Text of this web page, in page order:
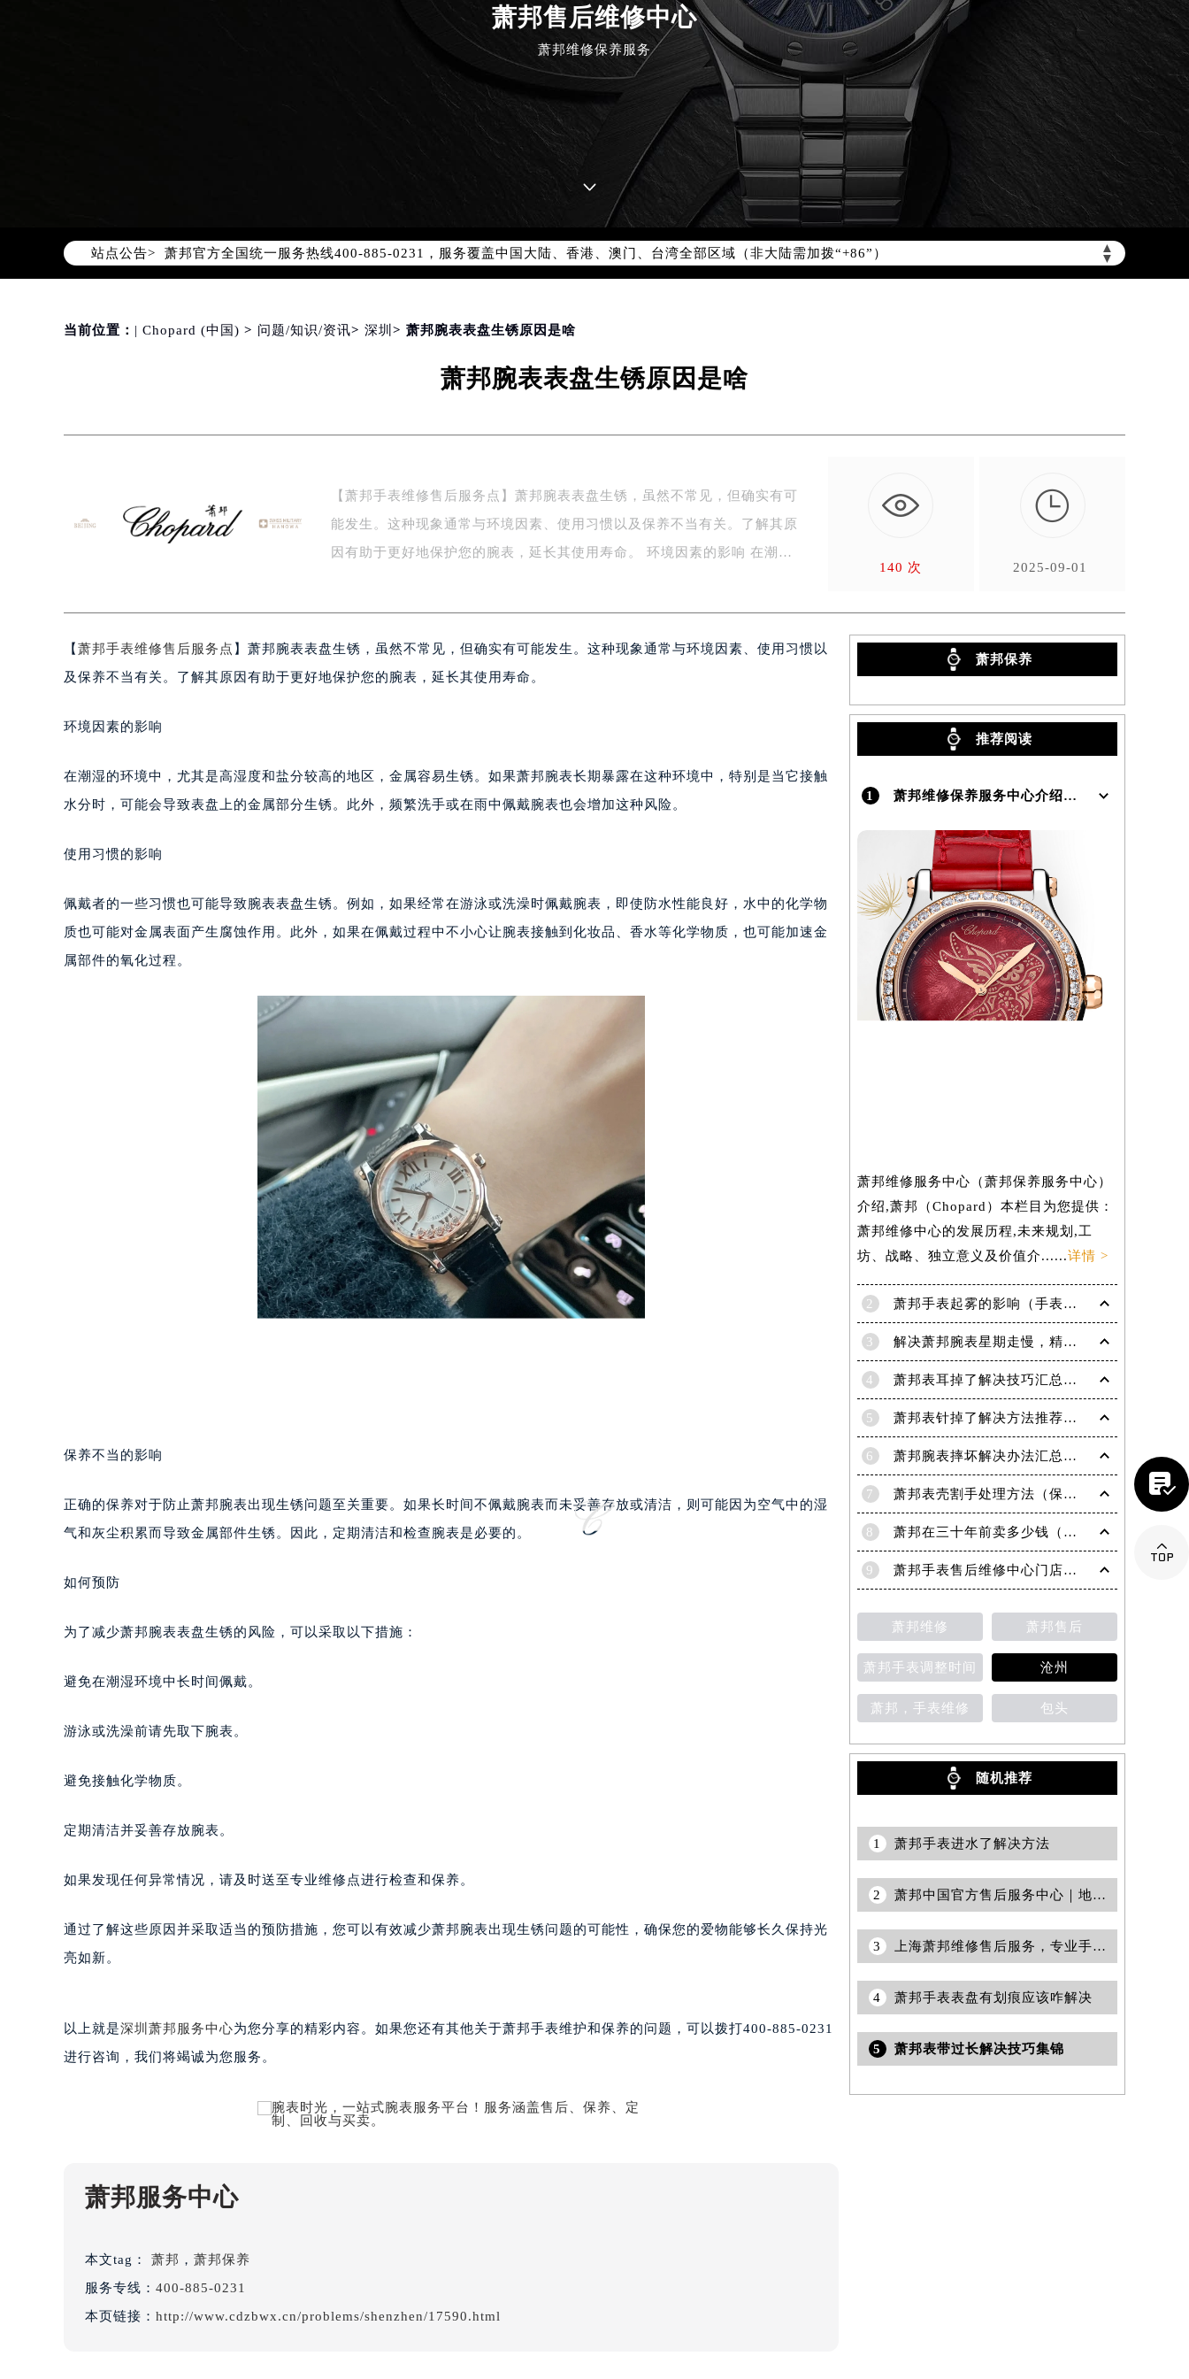
萧邦售后维修中心
萧邦维修保养服务
站点公告> ▲
▼
2026年8月萧邦全国官方售后客户服务热线：400-885-0231
萧邦官方全国统一服务热线400-885-0231，服务覆盖中国大陆、香港、澳门、台湾全部区域（非大陆需加拨“+86”）
2026年8月萧邦售后服务中心最新网点地址：
北京市东城区东长安街1号东方广场写字楼W3座6层602室（需提前预约）
上海市徐汇区虹桥路3号港汇中心写字楼2座37层3705室（需提前预约）
扬州市邗江区国展路29号星耀天地写字楼1号楼18层1803室（需提前预约）
盐城市盐都区世纪大道5号盐城金融城写字楼1号楼16层1604室（需提前预约）
泰州市海陵区永定东路399号置地商务中心东塔写字楼（华润万象城）17层1706室（需提前预约）
绍兴市越城区胜利东路379号世茂天际中心写字楼8层805室（需提前预约）
嘉兴市南湖区广益路705号嘉兴世界贸易中心写字楼A座13层1304室（需提前预约）
广州市越秀区环市东路371-375号世界贸易中心大厦南塔写字楼15层07室（需提前预约）
深圳市罗湖区深南东路5001号华润大厦写字楼17层1701室（需提前预约）
成都市锦江区人民东路6号SAC东原中心写字楼24层2406B室（需提前预约）
重庆市江北区观音桥步行街2号融恒时代广场写字楼9层902室（需提前预约）
郑州市二七区铭功路10号华润大厦写字楼29层2905室（需提前预约）
太原市迎泽区解放路15号亨得利名表服务中心（品牌授权店）3层整层（需提前预约）
沈阳市沈河区中街路137号亨得利名表服务中心（品牌授权店）1层整层（需提前预约）
沈阳市沈河区中街路83号亨得利名表服务中心（品牌授权店）1层整层（需提前预约）
乌鲁木齐市天山区红山路26号时代广场（CCMALL）C座17层17-B（需提前预约）
温州市鹿城区锦绣路1067号置信广场10层1015室（需提前预约）
哈尔滨市道里区友谊西路600号富力中心T2座写字楼29层03室（需提前预约）
大连市中山区人民路15号国际金融大厦7层G室（需提前预约）
佛山市禅城区季华五路57号万科金融中心C座12层1205室（需提前预约）
东莞市东城街道鸿福东路1号民盈国贸中心T1写字楼9层907室（需提前预约）
无锡市梁溪区人民中路139号恒隆广场写字楼1座11层1104室（需提前预约）
南通市崇川区工农路57号圆融广场写字楼16层1603室（需提前预约）
苏州市苏州工业园区星港街199号苏州中心办公楼C座22层08室（需提前预约）
武汉市江汉区解放大道686号世界贸易大厦38层09室（需提前预约）
南宁市青秀区金湖路59号地王大厦12楼1224室（需提前预约）
石家庄市长安区中山东路39号勒泰中心写字楼B座13层07室（需提前预约）
西安市碑林区南关正街88号华侨城长安国际中心E座6楼10室（需提前预约）
内蒙古自治区呼和浩特市玉泉区大学西街70号华润万象城写字楼（鄂尔多斯大厦）23层2326室（需提前预约）
重庆市解放碑渝中区民权路28号英利国际金融中心写字楼20层01室（需提前预约）
黑龙江省鹤岗市向阳区红军路萧邦售后服务中心（需提前预约）
黑龙江省鸡西市鸡冠区红军路萧邦售后服务中心（需提前预约）
黑龙江省牡丹江市东安区太平路萧邦售后服务中心（需提前预约）
黑龙江省齐齐哈尔市龙沙区龙华路萧邦售后服务中心（需提前预约）
黑龙江省绥化市北林区新华街与康庄路交叉口萧邦售后服务中心（需提前预约）
吉林省吉林市船营区河南街萧邦售后服务中心（需提前预约）
吉林省辽源市龙山区人民大街萧邦售后服务中心（需提前预约）
吉林省四平市铁东区紫气大路与南九经街交汇处萧邦售后服务中心（需提前预约）
吉林省延边市延吉市解放路萧邦售后服务中心（需提前预约）
辽宁省鞍山市铁东区站前街萧邦售后服务中心（需提前预约）
辽宁省朝阳市双塔区新华路萧邦售后服务中心（需提前预约）
辽宁省丹东市振兴区七经街萧邦售后服务中心（需提前预约）
辽宁省抚顺市新抚区东一路萧邦售后服务中心（需提前预约）
当前位置： | Chopard (中国) > 问题/知识/资讯> 深圳 > 萧邦腕表表盘生锈原因是啥
萧邦腕表表盘生锈原因是啥
【萧邦手表维修售后服务点】萧邦腕表表盘生锈，虽然不常见，但确实有可
能发生。这种现象通常与环境因素、使用习惯以及保养不当有关。了解其原
因有助于更好地保护您的腕表，延长其使用寿命。 环境因素的影响 在潮
140 次

2025-09-01
【萧邦手表维修售后服务点 】萧邦腕表表盘生锈，虽然不常见，但确实有可能发生。这种现象通常与环境因素、使用习惯以
及保养不当有关。了解其原因有助于更好地保护您的腕表，延长其使用寿命。
环境因素的影响
在潮湿的环境中，尤其是高湿度和盐分较高的地区，金属容易生锈。如果萧邦腕表长期暴露在这种环境中，特别是当它接触
水分时，可能会导致表盘上的金属部分生锈。此外，频繁洗手或在雨中佩戴腕表也会增加这种风险。
使用习惯的影响
佩戴者的一些习惯也可能导致腕表表盘生锈。例如，如果经常在游泳或洗澡时佩戴腕表，即使防水性能良好，水中的化学物
质也可能对金属表面产生腐蚀作用。此外，如果在佩戴过程中不小心让腕表接触到化妆品、香水等化学物质，也可能加速金
属部件的氧化过程。
保养不当的影响
正确的保养对于防止萧邦腕表出现生锈问题至关重要。如果长时间不佩戴腕表而未妥善存放或清洁，则可能因为空气中的湿
气和灰尘积累而导致金属部件生锈。因此，定期清洁和检查腕表是必要的。
如何预防
为了减少萧邦腕表表盘生锈的风险，可以采取以下措施：
避免在潮湿环境中长时间佩戴。
游泳或洗澡前请先取下腕表。
避免接触化学物质。
定期清洁并妥善存放腕表。
如果发现任何异常情况，请及时送至专业维修点进行检查和保养。
通过了解这些原因并采取适当的预防措施，您可以有效减少萧邦腕表出现生锈问题的可能性，确保您的爱物能够长久保持光
亮如新。
以上就是深圳萧邦服务中心为您分享的精彩内容。如果您还有其他关于萧邦手表维护和保养的问题，可以拨打400-885-0231
进行咨询，我们将竭诚为您服务。
萧邦服务中心
本文tag： 萧邦 ， 萧邦保养
服务专线： 400-885-0231
本页链接： http://www.cdzbwx.cn/problems/shenzhen/17590.html
萧邦保养
推荐阅读
1 萧邦维修保养服务中心介绍 | Chopard
萧邦维修服务中心（萧邦保养服务中心）
介绍,萧邦（Chopard）本栏目为您提供：
萧邦维修中心的发展历程,未来规划,工
坊、战略、独立意义及价值介......详情 >
2 萧邦手表起雾的影响（手表起雾维护建议）
3 解决萧邦腕表星期走慢，精准调校秘籍在这里
4 萧邦表耳掉了解决技巧汇总（轻松修复爱表的小妙招）
5 萧邦表针掉了解决方法推荐（轻松修复你的爱表）
6 萧邦腕表摔坏解决办法汇总（专业修复与日常保养技巧）
7 萧邦表壳割手处理方法（保养与修复技巧指南）
8 萧邦在三十年前卖多少钱（名表价格变迁的历史洞察）
9 萧邦手表售后维修中心门店地址
萧邦维修 萧邦售后
萧邦手表调整时间 沧州
萧邦，手表维修 包头
随机推荐
1 萧邦手表进水了解决方法
2 萧邦中国官方售后服务中心｜地址与官方电话权威信息公告（2026年6月最新）
3 上海萧邦维修售后服务，专业手表保养与精准机芯检测权威公示（2026年7月最新）
4 萧邦手表表盘有划痕应该咋解决
5 萧邦表带过长解决技巧集锦

